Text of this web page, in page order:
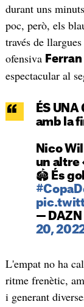
durant uns
poc, però, els
través de
ofensiva
espectacular al
ÉS
amb la
Nico
un
🏟️ És
— DAZN
20,
L'empat no ha
ritme frenètic,
i generant